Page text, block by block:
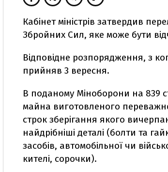
Кабінет міністрів затвердив
Збройних Сил, яке може бути
Відповідне розпорядження, з
прийняв 3 вересня.
В поданому Міноборони на 839
майна виготовленого
строк зберігання якого
найдрібніші деталі (болти та
засобів, автомобільної чи
кителі, сорочки).